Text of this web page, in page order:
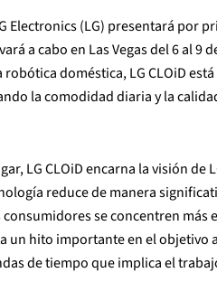
Electronics (LG) presentará por
a cabo en Las Vegas del 6 al
doméstica, LG CLOiD
la comodidad diaria y la
LG CLOiD encarna la visión de
reduce de manera
se concentren más
un hito importante en el objetivo
de tiempo que implica el